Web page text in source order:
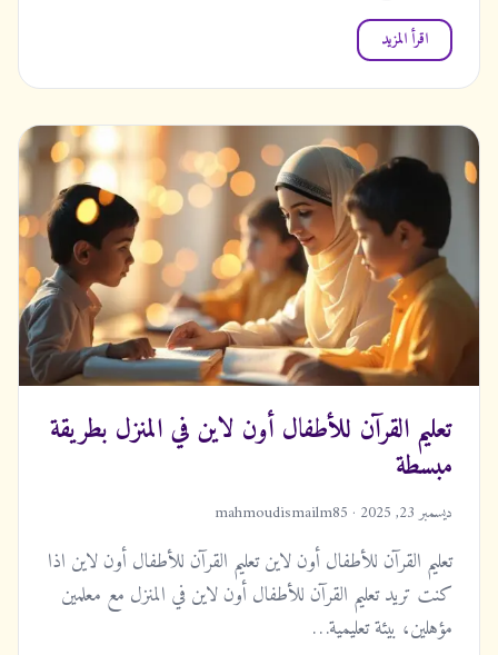
اقرأ المزيد
تعليم القرآن للأطفال أون لاين في المنزل بطريقة
مبسطة
ديسمبر 23, 2025 · mahmoudismailm85
تعليم القرآن للأطفال أون لاين تعليم القرآن للأطفال أون لاين اذا
كنت تريد تعليم القرآن للأطفال أون لاين في المنزل مع معلمين
مؤهلين، بيئة تعليمية…